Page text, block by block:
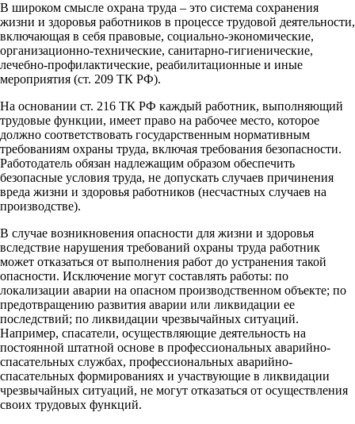
В широком смысле охрана труда – это система сохранения
жизни и здоровья работников в процессе трудовой деятельности,
включающая в себя правовые, социально-экономические,
организационно-технические, санитарно-гигиенические,
лечебно-профилактические, реабилитационные и иные
мероприятия (ст. 209 ТК РФ).
На основании ст. 216 ТК РФ каждый работник, выполняющий
трудовые функции, имеет право на рабочее место, которое
должно соответствовать государственным нормативным
требованиям охраны труда, включая требования безопасности.
Работодатель обязан надлежащим образом обеспечить
безопасные условия труда, не допускать случаев причинения
вреда жизни и здоровья работников (несчастных случаев на
производстве).
В случае возникновения опасности для жизни и здоровья
вследствие нарушения требований охраны труда работник
может отказаться от выполнения работ до устранения такой
опасности. Исключение могут составлять работы: по
локализации аварии на опасном производственном объекте; по
предотвращению развития аварии или ликвидации ее
последствий; по ликвидации чрезвычайных ситуаций.
Например, спасатели, осуществляющие деятельность на
постоянной штатной основе в профессиональных аварийно-
спасательных службах, профессиональных аварийно-
спасательных формированиях и участвующие в ликвидации
чрезвычайных ситуаций, не могут отказаться от осуществления
своих трудовых функций.